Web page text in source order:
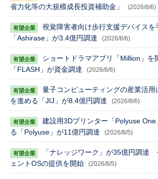
省力化等の大規模成長投資補助金」
(2026/8/6)
視覚障害者向け歩行支援デバイスを
「Ashirase」が3.4億円調達
(2026/8/6)
ショートドラマアプリ「Million」を
「FLASH」が資金調達
(2026/8/6)
量子コンピューティングの産業活用
を進める「JIJ」が8.4億円調達
(2026/8/6)
建設用3Dプリンター「Polyuse
る「Polyuse」が11億円調達
(2026/8/5)
「ナレッジワーク」が35億円調達
ェントOSの提供を開始
(2026/8/5)